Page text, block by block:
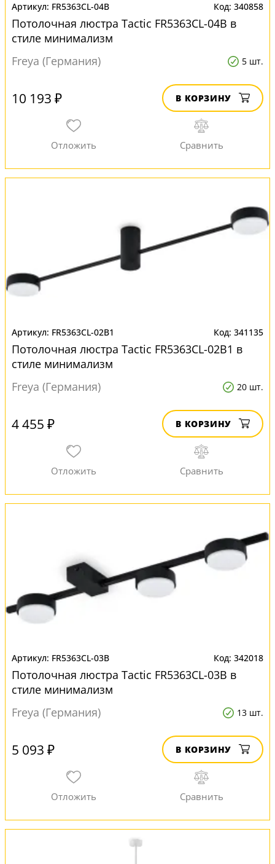
FR5363CL-04B 340858
Потолочная люстра Tactic FR5363CL-04B в
стиле минимализм
Freya (Германия)
5 шт.
10 193 ₽ В КОРЗИНУ
FR5363CL-02B1 341135
Потолочная люстра Tactic FR5363CL-02B1 в
стиле минимализм
Freya (Германия)
20 шт.
4 455 ₽ В КОРЗИНУ
FR5363CL-03B 342018
Потолочная люстра Tactic FR5363CL-03B в
стиле минимализм
Freya (Германия)
13 шт.
5 093 ₽ В КОРЗИНУ